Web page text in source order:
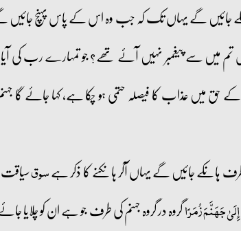
جہنم کی طر ف ہانکے جائیں گے یہاں تک کہ جب وہ اس کے
میں سے پیغمبر نہیں آئے تھے؟ جو تمہارے رب
میں عذاب کا فیصلہ حتمی ہو چکا ہے، کہا جائے گا
ہانکے جائیں گے یہاں آکر ہانکنے کا ذکر ہےسوقسیاقت
إِلَىٰ جَهَنَّمَ زُمَرًاگروہ در گروہ جہنم کی طرف جو ہے ان کو